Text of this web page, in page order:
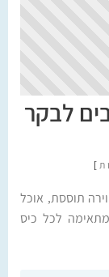
לבקר
]
תוססת, אוכל
מתאימה לכל כיס